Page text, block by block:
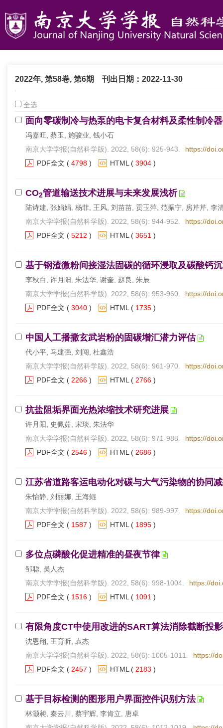
2022年, 第58卷, 第6期 刊出日期：2022-11-30
全选
面向零碳制冷与热泵的电卡复合材料及柔性制冷
冯嘉旺, 蔡玉, 施骏业, 钱小石
南京大学学报(自然科学版). 2022, 58(6): 925-943.
https://
PDF全文 ( 4798 ) HTML ( 3904 )
CO2管道输送技术进展与未来发展浅析
陆诗建, 张娟娟, 杨菲, 王风, 刘苗苗, 贡玉萍, 范振宁, 房芹芹, 李
南京大学学报(自然科学版). 2022, 58(6): 944-952.
https://
PDF全文 ( 5212 ) HTML ( 3651 )
基于钢渣微粉间接湿法固碳的循环浸取及碳酸钙
李秋白, 许月阳, 朱法华, 谢奎, 赵良, 朱辰
南京大学学报(自然科学版). 2022, 58(6): 953-960.
https://
PDF全文 ( 3040 ) HTML ( 1735 )
中国人工播撒玄武岩粉的固碳增汇潜力评估
代小平, 马建强, 刘闯, 杜鑫浩
南京大学学报(自然科学版). 2022, 58(6): 961-970.
https://
PDF全文 ( 2266 ) HTML ( 2766 )
抗盐阻垢界面光热浓缩技术研究进展
许月阳, 史佩茹, 宋琰, 朱法华
南京大学学报(自然科学版). 2022, 58(6): 971-988.
https://
PDF全文 ( 2546 ) HTML ( 2686 )
江苏省道路客运电动化对碳与大气污染物的协同
朱怡静, 刘丽娜, 王海鲲
南京大学学报(自然科学版). 2022, 58(6): 989-997.
https://
PDF全文 ( 1587 ) HTML ( 1895 )
多位点磷酸化促进精准的昼夜节律
邹聪, 吴人杰
南京大学学报(自然科学版). 2022, 58(6): 998-1004.
https://
PDF全文 ( 1516 ) HTML ( 1091 )
有限角度CT中使用改进的SART算法消除截断投
沈恩翔, 王育昕, 袁杰
南京大学学报(自然科学版). 2022, 58(6): 1005-1011.
https://
PDF全文 ( 2457 ) HTML ( 2183 )
基于目标检测的图形用户界面控件识别方法
林灏昶, 秦云川, 蔡宇辉, 李肯立, 唐卓